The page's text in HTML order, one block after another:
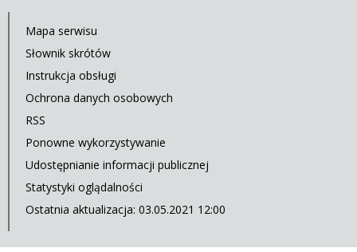
Mapa serwisu
Słownik skrótów
Instrukcja obsługi
Ochrona danych osobowych
RSS
Ponowne wykorzystywanie
Udostępnianie informacji publicznej
Statystyki oglądalności
Ostatnia aktualizacja: 03.05.2021 12:00